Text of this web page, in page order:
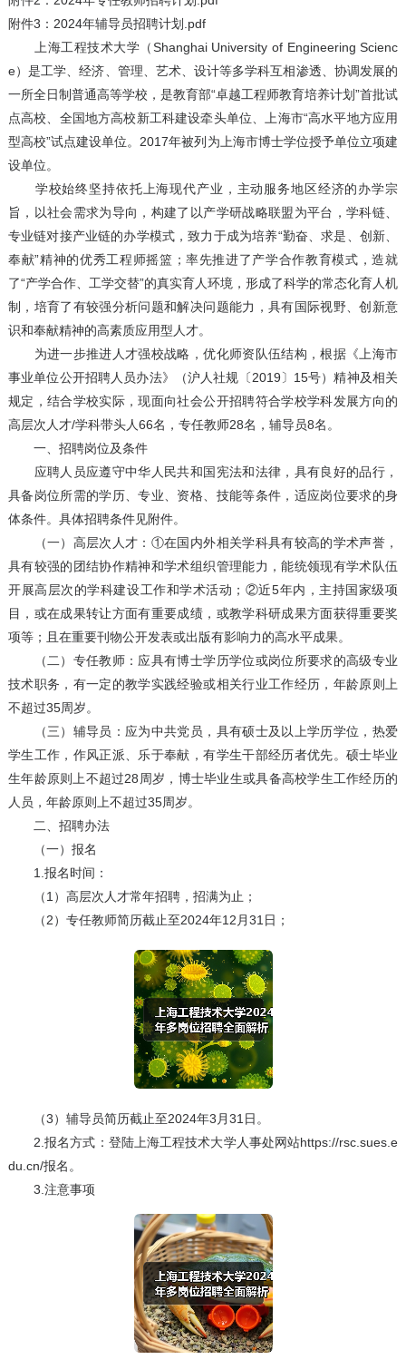
附件3：2024年辅导员招聘计划.pdf
上海工程技术大学（Shanghai University of Engineering Scienc
e）是工学、经济、管理、艺术、设计等多学科互相渗透、协调发展的
一所全日制普通高等学校，是教育部“卓越工程师教育培养计划”首批试
点高校、全国地方高校新工科建设牵头单位、上海市“高水平地方应用
型高校”试点建设单位。2017年被列为上海市博士学位授予单位立项建
设单位。
学校始终坚持依托上海现代产业，主动服务地区经济的办学宗
旨，以社会需求为导向，构建了以产学研战略联盟为平台，学科链、
专业链对接产业链的办学模式，致力于成为培养“勤奋、求是、创新、
奉献”精神的优秀工程师摇篮；率先推进了产学合作教育模式，造就
了“产学合作、工学交替”的真实育人环境，形成了科学的常态化育人机
制，培育了有较强分析问题和解决问题能力，具有国际视野、创新意
识和奉献精神的高素质应用型人才。
为进一步推进人才强校战略，优化师资队伍结构，根据《上海市
事业单位公开招聘人员办法》（沪人社规〔2019〕15号）精神及相关
规定，结合学校实际，现面向社会公开招聘符合学校学科发展方向的
高层次人才/学科带头人66名，专任教师28名，辅导员8名。
一、招聘岗位及条件
应聘人员应遵守中华人民共和国宪法和法律，具有良好的品行，
具备岗位所需的学历、专业、资格、技能等条件，适应岗位要求的身
体条件。具体招聘条件见附件。
（一）高层次人才：①在国内外相关学科具有较高的学术声誉，
具有较强的团结协作精神和学术组织管理能力，能统领现有学术队伍
开展高层次的学科建设工作和学术活动；②近5年内，主持国家级项
目，或在成果转让方面有重要成绩，或教学科研成果方面获得重要奖
项等；且在重要刊物公开发表或出版有影响力的高水平成果。
（二）专任教师：应具有博士学历学位或岗位所要求的高级专业
技术职务，有一定的教学实践经验或相关行业工作经历，年龄原则上
不超过35周岁。
（三）辅导员：应为中共党员，具有硕士及以上学历学位，热爱
学生工作，作风正派、乐于奉献，有学生干部经历者优先。硕士毕业
生年龄原则上不超过28周岁，博士毕业生或具备高校学生工作经历的
人员，年龄原则上不超过35周岁。
二、招聘办法
（一）报名
1.报名时间：
（1）高层次人才常年招聘，招满为止；
（2）专任教师简历截止至2024年12月31日；
（3）辅导员简历截止至2024年3月31日。
2.报名方式：登陆上海工程技术大学人事处网站https://rsc.sues.e
du.cn/报名。
3.注意事项